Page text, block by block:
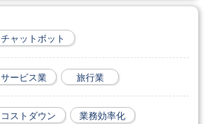
チャットボット
サービス業 旅行業
コストダウン
業務効率化